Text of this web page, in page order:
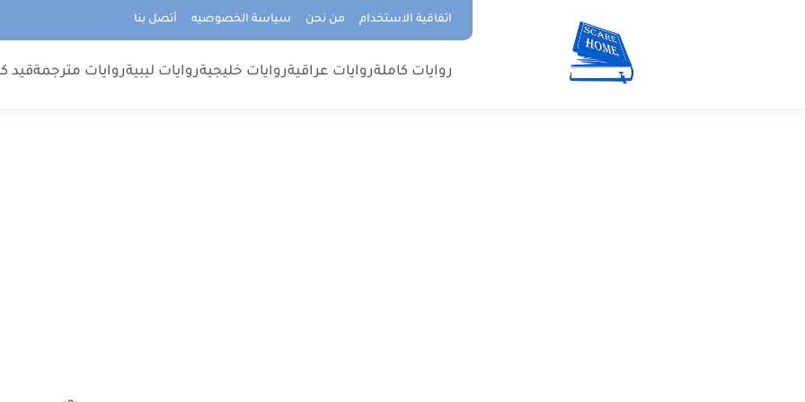
اتفاقية الاستخدام من نحن سياسة الخصوصيه أتصل بنا
روايات كاملةروايات عراقيةروايات خليجيةروايات ليبيةروايات مترجمةقيد